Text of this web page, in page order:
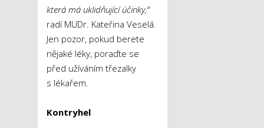
která má uklidňující účinky,“
radí MUDr. Kateřina Veselá.
Jen pozor, pokud berete
nějaké léky, poraďte se
před užíváním třezalky
s lékařem.
Kontryhel